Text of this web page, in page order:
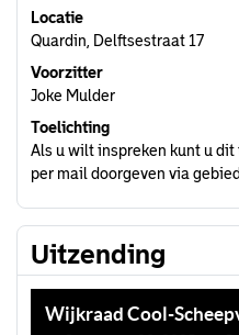
Locatie
Quardin, Delftsestraat 17
Voorzitter
Joke Mulder
Toelichting
Als u wilt inspreken kunt u
per mail doorgeven via
Uitzending